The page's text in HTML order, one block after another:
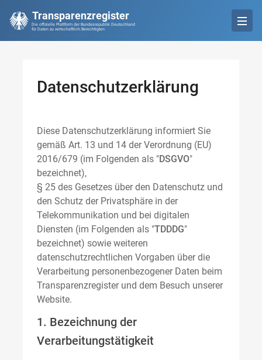
Transparenzregister
Die offizielle Plattform der Bundesrepublik Deutschland
für Daten zu wirtschaftlich Berechtigten
Datenschutzerklärung
Diese Datenschutzerklärung informiert Sie
gemäß Art. 13 und 14 der Verordnung (EU)
2016/679 (im Folgenden als "DSGVO"
bezeichnet),
§ 25 des Gesetzes über den Datenschutz und
den Schutz der Privatsphäre in der
Telekommunikation und bei digitalen
Diensten (im Folgenden als "TDDDG"
bezeichnet) sowie weiteren
datenschutzrechtlichen Vorgaben über die
Verarbeitung personenbezogener Daten beim
Transparenzregister und dem Besuch unserer
Website.
1. Bezeichnung der
Verarbeitungstätigkeit